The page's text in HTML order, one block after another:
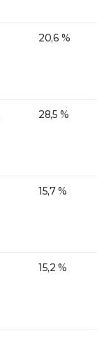
20,6 %
28,5 %
15,7 %
15,2 %